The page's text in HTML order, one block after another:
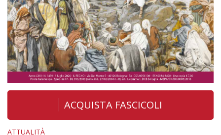
ACQUISTA FASCICOLI
ATTUALITÀ